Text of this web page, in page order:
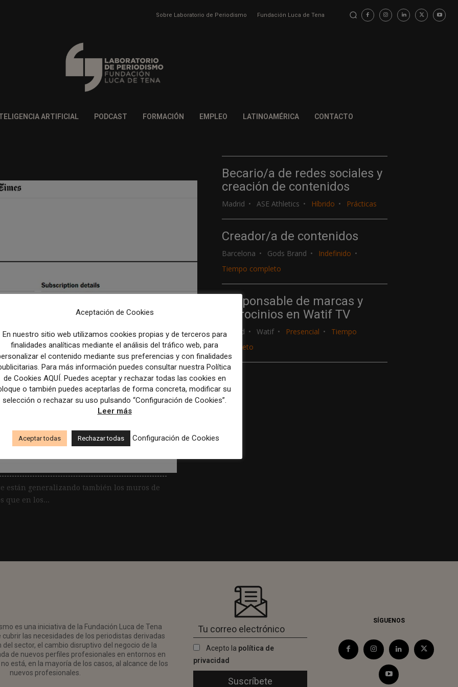
Sobre Laboratorio de Periodismo Fundación Luca de Tena
ARTIFICIAL PODCAST FORMACIÓN EMPLEO LATINOAMÉRICA CONTACTO
de vida del cliente
para los
están generalizando también los muros de
que en los...
Becario/a de redes sociales y
creación de contenidos
Madrid ASE Athletics Híbrido Prácticas
Creador/a de contenidos
Barcelona Gods Brand
Indefinido
Tiempo completo
Responsable de marcas y
patrocinios en Watif TV
Madrid Watif Presencial
Tiempo
completo
es una iniciativa de la Fundación Luca de Tena
las necesidades de los periodistas derivadas
sector, el cambio disruptivo del negocio de la
de nuevos perfiles profesionales en entornos en
está, en la mayoría de los casos, al alcance de los
nuevos profesionales.
Acepto la política de
privacidad
SÍGUENOS
Aceptación de Cookies
En nuestro sitio web utilizamos cookies propias y de terceros para
finalidades analíticas mediante el análisis del tráfico web, para
el contenido mediante sus preferencias y con finalidades
Para más información puedes consultar nuestra Política
de Cookies AQUÍ. Puedes aceptar y rechazar todas las cookies en
o también puedes aceptarlas de forma concreta, modificar su
selección o rechazar su uso pulsando “Configuración de Cookies”.
Leer más
Aceptar todas Rechazar todas Configuración de Cookies